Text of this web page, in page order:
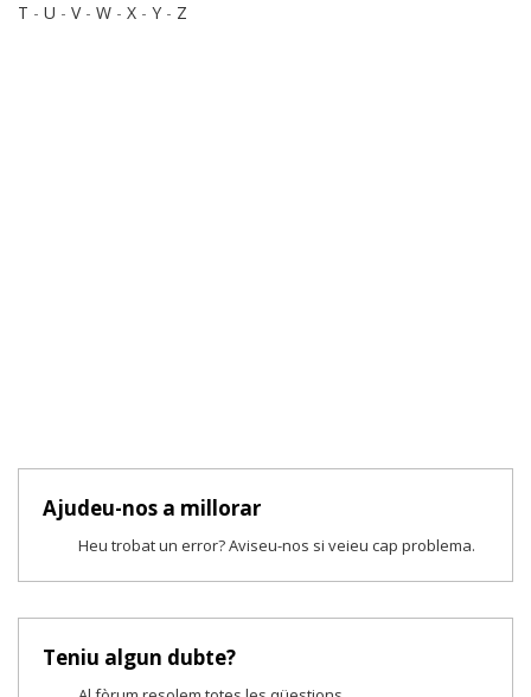
T - U - V- W - X - Y - Z
Ajudeu-nos a millorar
Heu trobat un error? Aviseu-nos si veieu cap problema.
Teniu algun dubte?